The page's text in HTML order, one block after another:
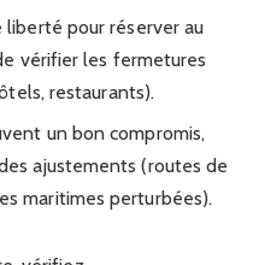
liberté pour réserver au
vérifier les fermetures
restaurants).
un bon compromis,
ajustements (routes de
maritimes perturbées).